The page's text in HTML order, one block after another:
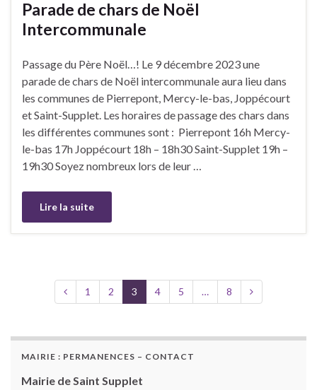
Parade de chars de Noël
Intercommunale
Passage du Père Noël…! Le 9 décembre 2023 une
parade de chars de Noël intercommunale aura lieu dans
les communes de Pierrepont, Mercy-le-bas, Joppécourt
et Saint-Supplet. Les horaires de passage des chars dans
les différentes communes sont : Pierrepont 16h Mercy-
le-bas 17h Joppécourt 18h – 18h30 Saint-Supplet 19h –
19h30 Soyez nombreux lors de leur …
Lire la suite
1 2 3 4 5 … 8
MAIRIE : PERMANENCES – CONTACT
Mairie de Saint Supplet